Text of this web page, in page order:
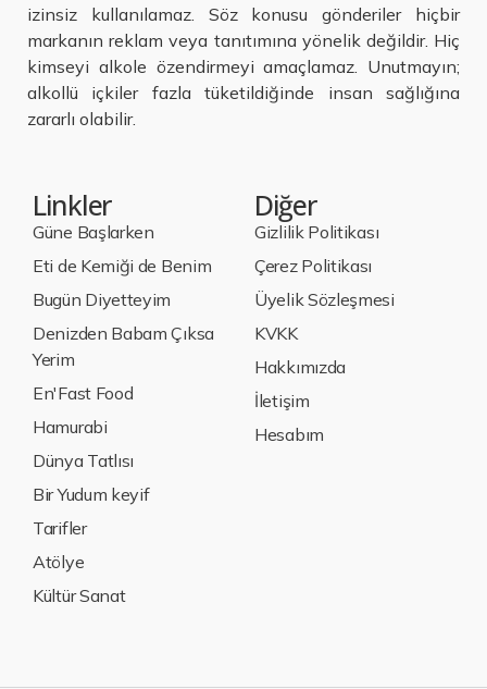
izinsiz kullanılamaz. Söz konusu gönderiler hiçbir
markanın reklam veya tanıtımına yönelik değildir. Hiç
kimseyi alkole özendirmeyi amaçlamaz. Unutmayın;
alkollü içkiler fazla tüketildiğinde insan sağlığına
zararlı olabilir.
Linkler
Güne Başlarken
Eti de Kemiği de Benim
Bugün Diyetteyim
Denizden Babam Çıksa
Yerim
En'Fast Food
Hamurabi
Dünya Tatlısı
Bir Yudum keyif
Tarifler
Atölye
Kültür Sanat
Diğer
Gizlilik Politikası
Çerez Politikası
Üyelik Sözleşmesi
KVKK
Hakkımızda
İletişim
Hesabım